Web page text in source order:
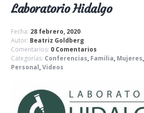
Laboratorio Hidalgo
Fecha: 28 febrero, 2020
Autor: Beatriz Goldberg
Comentarios: 0 Comentarios
Categorías: Conferencias, Familia, Mujeres,
Personal,Videos